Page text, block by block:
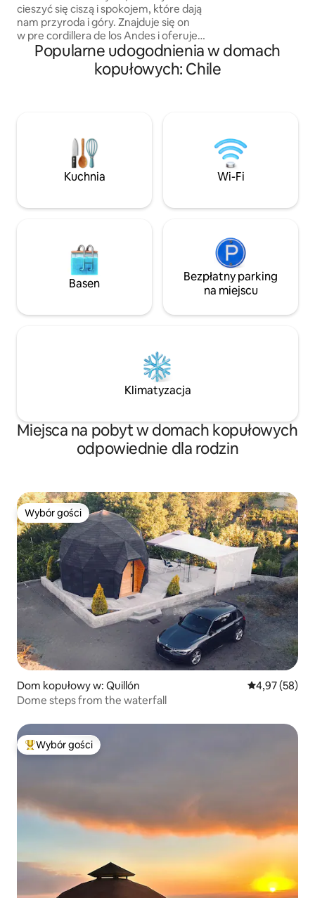
cieszyć się ciszą i spokojem, które dają
nam przyroda i góry. Znajduje się on
w pre cordillera de los Andes i oferuje
doświadczenie odłączenia i całkowitego
relaksu. Znajduje się tu rodzimy las
twardolistny, a Ty znajdziesz wspaniałe
pierwszych tygodniach sierpnia kosztuje
25 000 CLP Ciesz się świeżym
powietrzem Cordillery. Poczuj
atmosferę kopuły!
kompostowa.
Popularne udogodnienia w domach
kopułowych: Chile
Kuchnia Wi-Fi
Basen
Bezpłatny parking
na miejscu
Klimatyzacja
Miejsca na pobyt w domach kopułowych
odpowiednie dla rodzin
Wybór gości
Wybór gości
Dom kopułowy w: Quillón Średnia
4,97 (58)
Dome steps from the waterfall
Najpopularniejsze z kategorii Wybór gości
Wybór gości